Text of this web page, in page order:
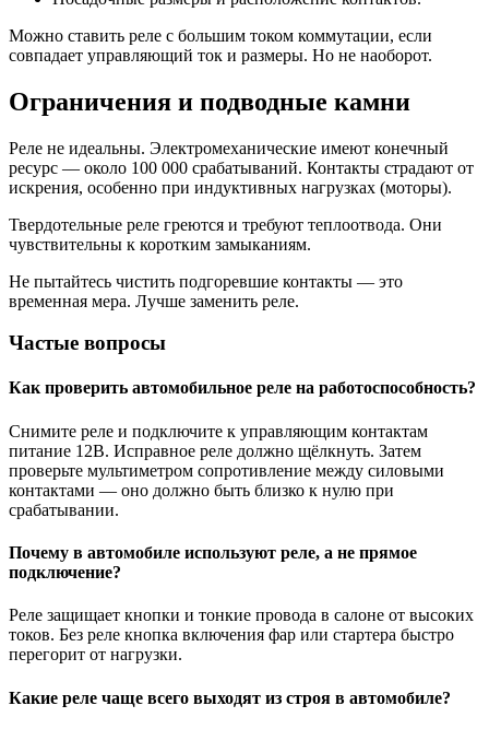
Можно ставить реле с большим током коммутации, если
совпадает управляющий ток и размеры. Но не наоборот.
Ограничения и подводные камни
Реле не идеальны. Электромеханические имеют конечный
ресурс — около 100 000 срабатываний. Контакты страдают от
искрения, особенно при индуктивных нагрузках (моторы).
Твердотельные реле греются и требуют теплоотвода. Они
чувствительны к коротким замыканиям.
Не пытайтесь чистить подгоревшие контакты — это
временная мера. Лучше заменить реле.
Частые вопросы
Как проверить автомобильное реле на работоспособность?
Снимите реле и подключите к управляющим контактам
питание 12В. Исправное реле должно щёлкнуть. Затем
проверьте мультиметром сопротивление между силовыми
контактами — оно должно быть близко к нулю при
срабатывании.
Почему в автомобиле используют реле, а не прямое
подключение?
Реле защищает кнопки и тонкие провода в салоне от высоких
токов. Без реле кнопка включения фар или стартера быстро
перегорит от нагрузки.
Какие реле чаще всего выходят из строя в автомобиле?